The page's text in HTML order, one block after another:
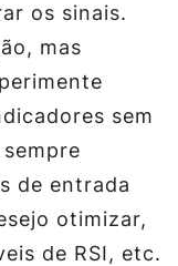
os sinais.
mas
sem
de entrada
otimizar,
de RSI, etc.